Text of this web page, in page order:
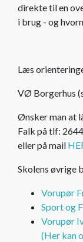
direkte til en
i brug - og
Læs
VØ Borgerhus
Ønsker man at
Falk på tlf:
eller på mail
Skolens øvrige
Vorupør
Sport og
Vorupør
(Her kan